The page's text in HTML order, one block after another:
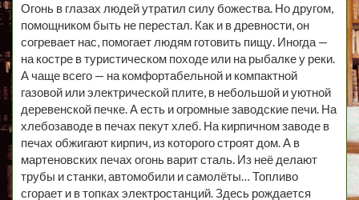
Огонь в глазах людей утратил силу божества. Но другом,
помощником быть не перестал. Как и в древности, он
согревает нас, помогает людям готовить пищу. Иногда —
на костре в туристическом походе или на рыбалке у реки.
А чаще всего — на комфортабельной и компактной
газовой или электрической плите, в небольшой и уютной
деревенской печке. А есть и огромные заводские печи. На
хлебозаводе в печах пекут хлеб. На кирпичном заводе в
печах обжигают кирпич, из которого строят дом. А в
мартеновских печах огонь варит сталь. Из неё делают
трубы и станки, автомобили и самолёты… Топливо
сгорает и в топках электростанций. Здесь рождается